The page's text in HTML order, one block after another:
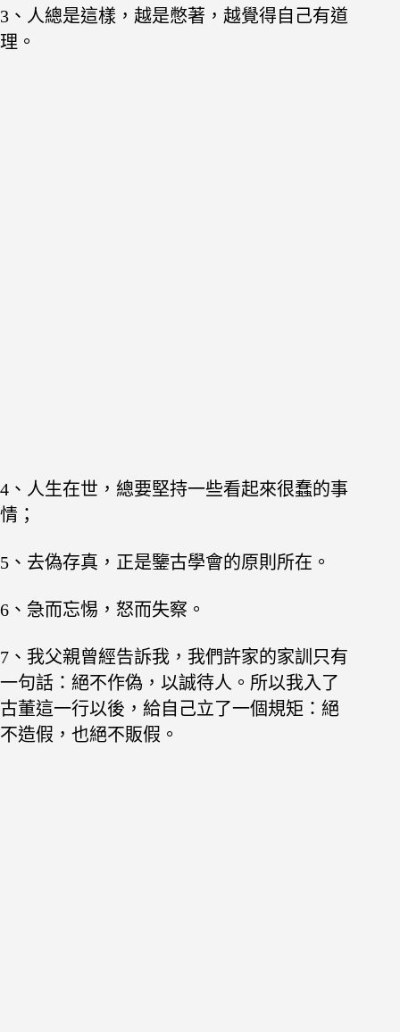
3、人總是這樣，越是憋著，越覺得自己有道
理。
4、人生在世，總要堅持一些看起來很蠢的事
情；
5、去偽存真，正是鑒古學會的原則所在。
6、急而忘惕，怒而失察。
7、我父親曾經告訴我，我們許家的家訓只有
一句話：絕不作偽，以誠待人。所以我入了
古董這一行以後，給自己立了一個規矩：絕
不造假，也絕不販假。